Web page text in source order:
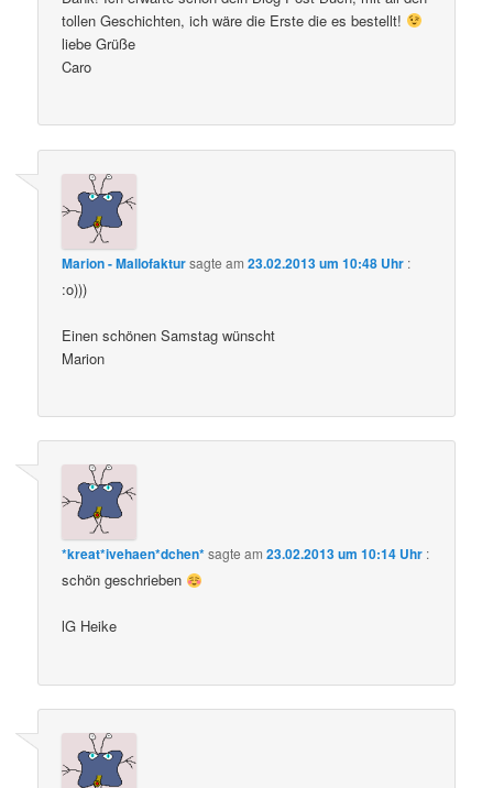
tollen Geschichten, ich wäre die Erste die es bestellt!
liebe Grüße
Caro
Marion - Mallofaktursagte am23.02.2013 um 10:48 Uhr :
:o)))
Einen schönen Samstag wünscht
Marion
*kreat*ivehaen*dchen*sagte am23.02.2013 um 10:14 Uhr :
schön geschrieben
lG Heike